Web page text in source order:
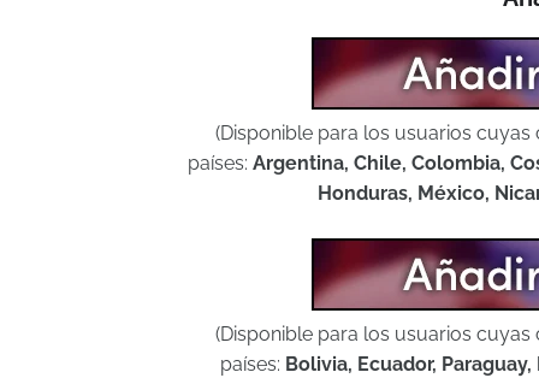
(Disponible para los usuarios
países: Argentina, Chile, Colombia,
Honduras, México,
(Disponible para los usuarios
países: Bolivia, Ecuador,